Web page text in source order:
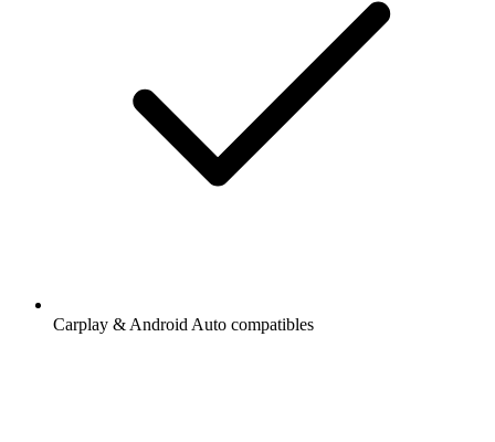
Carplay & Android Auto compatibles